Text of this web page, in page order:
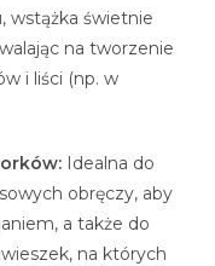
wstążka świetnie
na tworzenie
i liści (np. w
Idealna do
obręczy, aby
a także do
na których